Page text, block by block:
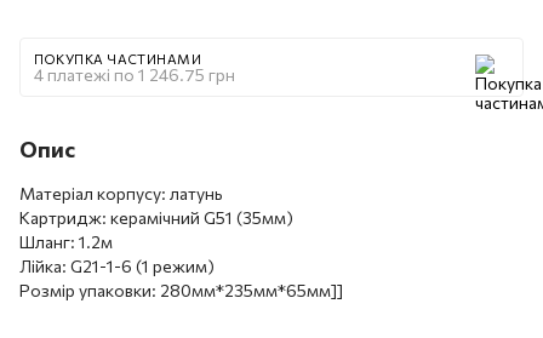
ПОКУПКА ЧАСТИНАМИ
4 платежі по 1 246.75 грн
Опис
Матеріал корпусу: латунь
Картридж: керамічний G51 (35мм)
Шланг: 1.2м
Лійка: G21-1-6 (1 режим)
Розмір упаковки: 280мм*235мм*65мм]]